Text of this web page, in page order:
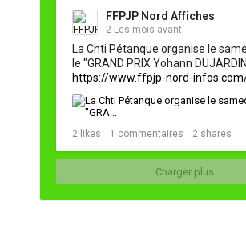
FFPJP Nord Affiches
2 Les mois avant
La Chti Pétanque organise le
https://www.ffpjp-nord-
2 likes 1 commentaires 2 shares
Charger plus